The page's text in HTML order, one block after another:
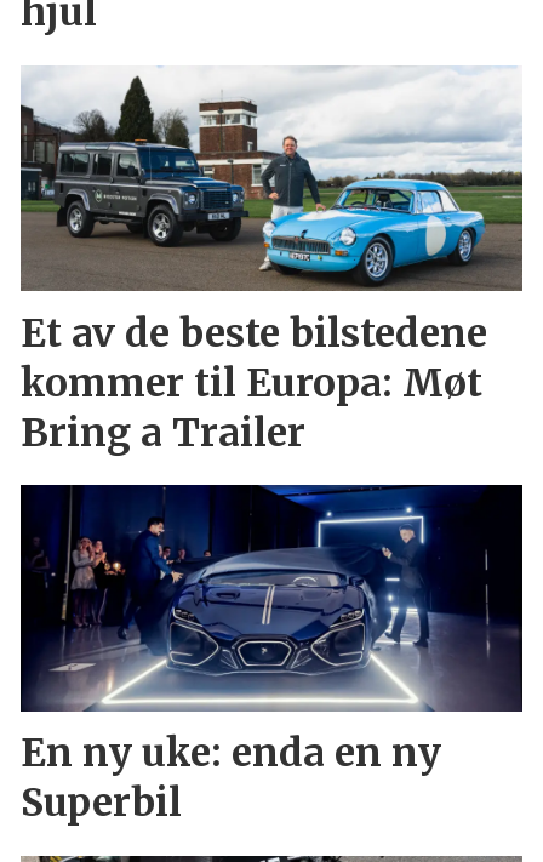
hjul
Et av de beste bilstedene
kommer til Europa: Møt
Bring a Trailer
En ny uke: enda en ny
Superbil